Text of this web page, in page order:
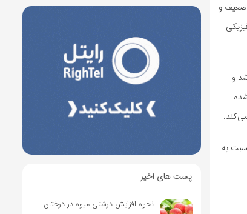
ضعیف و
و
نسبت به
پست های اخیر
نحوه افزایش درشتی میوه در درختان